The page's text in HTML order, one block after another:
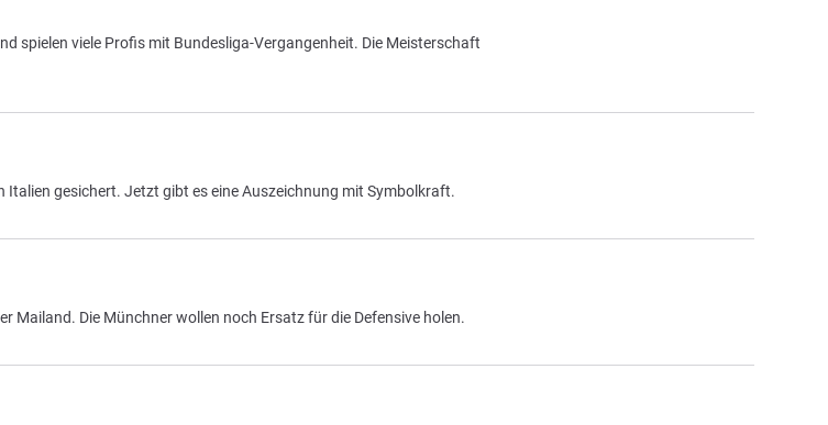
spielen viele Profis mit Bundesliga-Vergangenheit. Die Meisterschaft
gesichert. Jetzt gibt es eine Auszeichnung mit Symbolkraft.
Mailand. Die Münchner wollen noch Ersatz für die Defensive holen.